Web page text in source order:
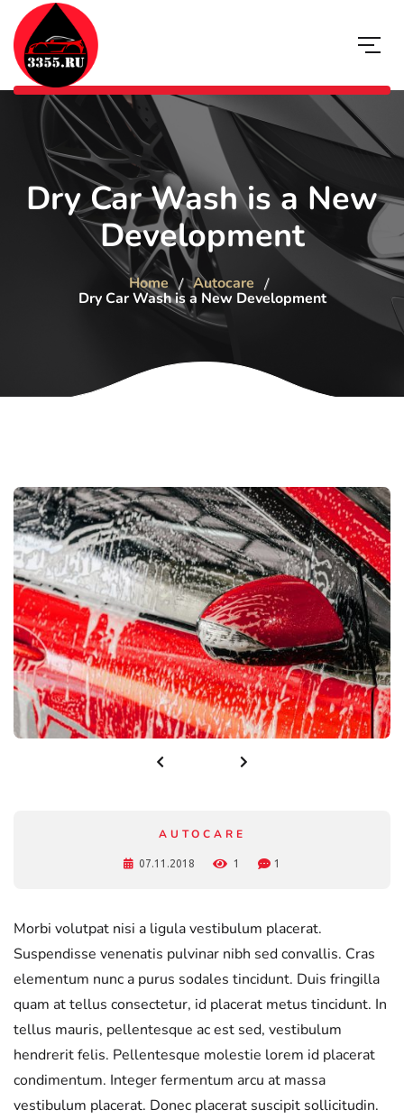
Dry Car Wash is a New
Development
Home Autocare
Dry Car Wash is a New Development
AUTOCARE
07.11.2018 1 1
Morbi volutpat nisi a ligula vestibulum placerat.
Suspendisse venenatis pulvinar nibh sed convallis. Cras
elementum nunc a purus sodales tincidunt. Duis fringilla
quam at tellus consectetur, id placerat metus tincidunt. In
tellus mauris, pellentesque ac est sed, vestibulum
hendrerit felis. Pellentesque molestie lorem id placerat
condimentum. Integer fermentum arcu at massa
vestibulum placerat. Donec placerat suscipit sollicitudin.